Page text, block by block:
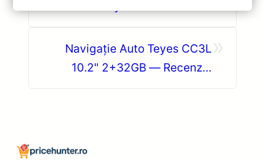
Caracteristici, Păreri & Preț
Actualizat
Navigație Auto Teyes CC3L
10.2" 2+32GB — Recenzie